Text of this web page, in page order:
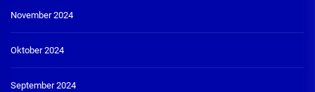
November 2024
Oktober 2024
September 2024